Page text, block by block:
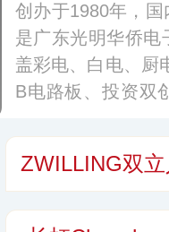
创办于1980年，
是广东光明华侨电
盖彩电、白电、厨
B电路板、投资双
识产权，旗下销
ZWILLING双